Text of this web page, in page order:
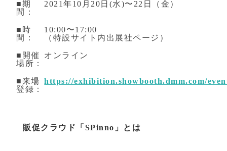
■期
間：
2021年10⽉20⽇(水)〜22日（金）
■時
間：
10:00〜17:00
（特設サイト内出展社ページ）
■開催
場所：
オンライン
■来場
登録：
https://exhibition.showbooth.dmm.com/
販促クラウド「SPinno」とは